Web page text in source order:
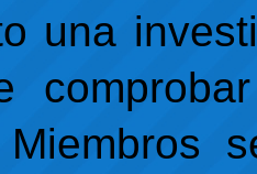
una
Miembros